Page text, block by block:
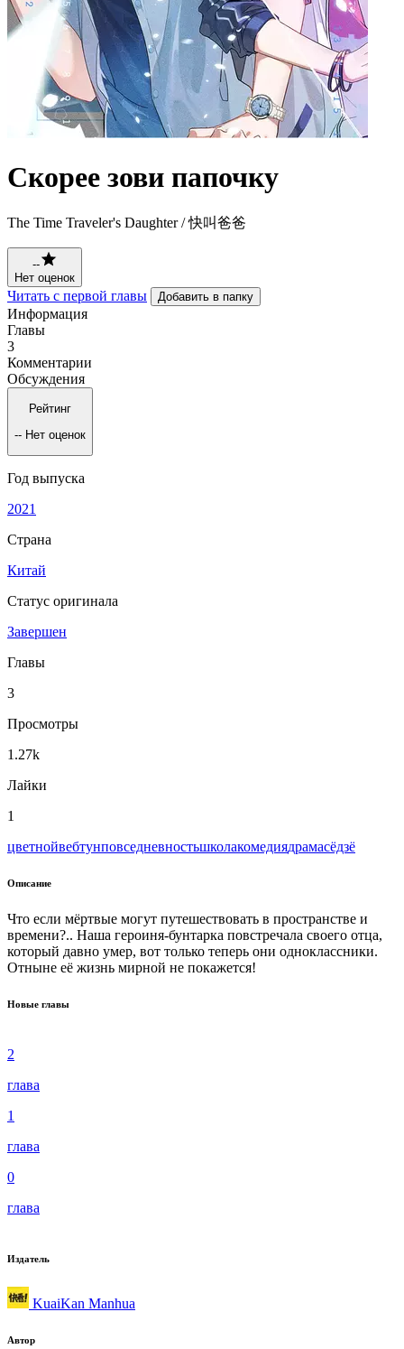
Cкорее зови папочку
The Time Traveler's Daughter / 快叫爸爸
--
Нет оценок
Читать с первой главы Добавить в папку
Информация
Главы
3
Комментарии
Обсуждения
Рейтинг
-- Нет оценок
Год выпуска
2021
Страна
Китай
Статус оригинала
Завершен
Главы
3
Просмотры
1.27k
Лайки
1
цветнойвeбтунповседневностьшколакомедиядрамасёдзё
Описание
Что если мёртвые могут путешествовать в пространстве и
времени?.. Наша героиня-бунтарка повстречала своего отца,
который давно умер, вот только теперь они одноклассники.
Отныне её жизнь мирной не покажется!
Новые главы
2
глава
1
глава
0
глава
Издатель
KuaiKan Manhua
Автор